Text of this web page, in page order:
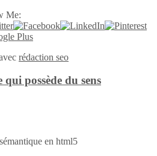
Me:
rédaction seo
possède du sens